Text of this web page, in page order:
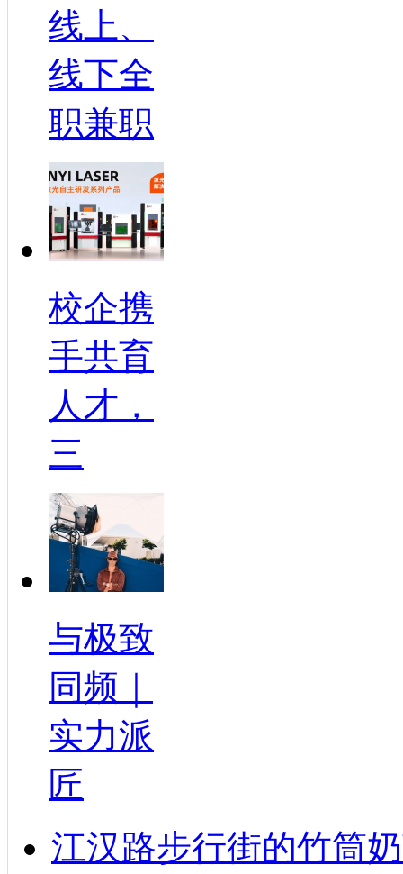
线上、
线下全
职兼职
校企携
手共育
人才，
三
与极致
同频｜
实力派
匠
江汉路步行街的竹筒